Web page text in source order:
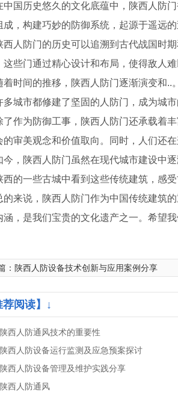
中国历史悠久的文化底蕴中，陕西人防
成，构建巧妙的防御系统，起源于遥远的
西人防门的历史可以追溯到古代战国时
这些门通过精心设计和布局，使得敌人
着时间的推移，陕西人防门逐渐演变和
多城市都修建了坚固的人防门，成为城市
了作为防御工事，陕西人防门还承载着
的审美观念和价值取向。同时，人们还
今，陕西人防门虽然在现代城市建设中
西的一些古城中看到这些传统建筑，感
的来说，陕西人防门作为中国传统建筑
涵，是我们宝贵的文化遗产之一。希望
： 陕西人防设备技术创新与应用案例分享
荐阅读】↓
陕西人防通风技术的重要性
陕西人防设备运行监测及应急预案探讨
陕西人防设备管理及维护实践分享
陕西人防通风